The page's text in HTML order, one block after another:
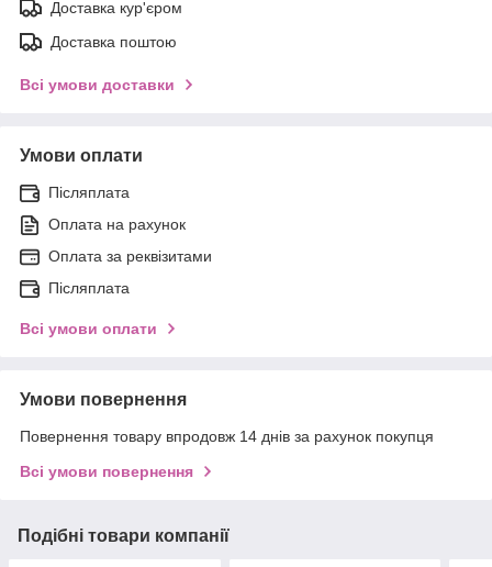
Доставка кур'єром
Доставка поштою
Всі умови доставки
Умови оплати
Післяплата
Оплата на рахунок
Оплата за реквізитами
Післяплата
Всі умови оплати
Умови повернення
Повернення товару впродовж 14 днів за рахунок покупця
Всі умови повернення
Подібні товари компанії